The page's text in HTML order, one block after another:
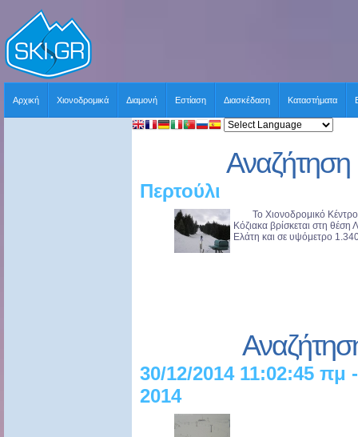
Αρχική Χιονοδρομικά Διαμονή Εστίαση Διασκέδαση Καταστήματα
Αναζήτηση
Περτούλι
Το Χιονοδρομικό Κέντρο
Κόζιακα βρίσκεται στη
Ελάτη και σε υψόμετρο
30/12/2014 11:02:45
2014